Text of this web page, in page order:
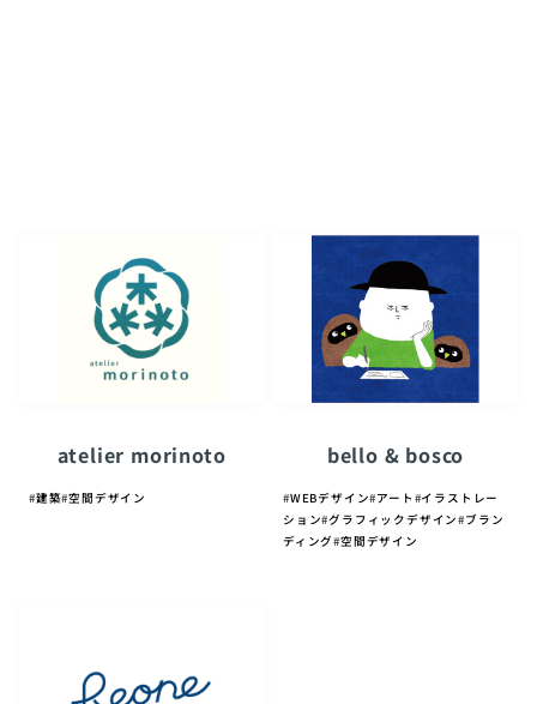
atelier morinoto
#建築#空間デザイン
bello & bosco
#WEBデザイン#アート #イラストレー
ション#グラフィックデザイン#ブラン
ディング#空間デザイン